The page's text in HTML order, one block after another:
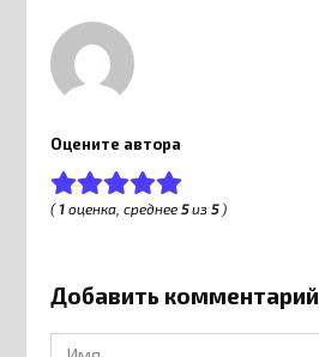
Оцените автора
(1 оценка, среднее 5из 5)
Добавить комментарий
Имя